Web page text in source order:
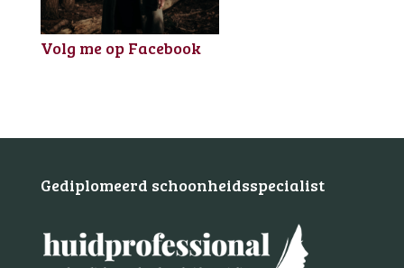
Volg me op Facebook
Gediplomeerd schoonheidsspecialist